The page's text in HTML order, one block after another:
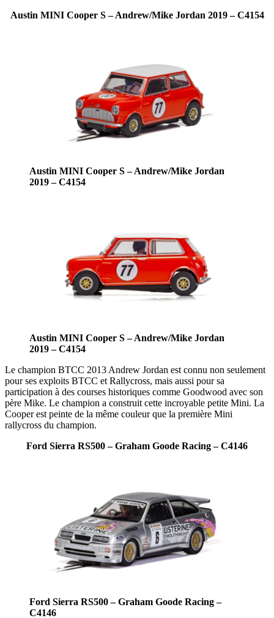
Austin MINI Cooper S – Andrew/Mike Jordan 2019 – C4154
Austin MINI Cooper S – Andrew/Mike Jordan
2019 – C4154
Austin MINI Cooper S – Andrew/Mike Jordan
2019 – C4154
Le champion BTCC 2013 Andrew Jordan est connu non seulement
pour ses exploits BTCC et Rallycross, mais aussi pour sa
participation à des courses historiques comme Goodwood avec son
père Mike. Le champion a construit cette incroyable petite Mini. La
Cooper est peinte de la même couleur que la première Mini
rallycross du champion.
Ford Sierra RS500 – Graham Goode Racing – C4146
Ford Sierra RS500 – Graham Goode Racing –
C4146